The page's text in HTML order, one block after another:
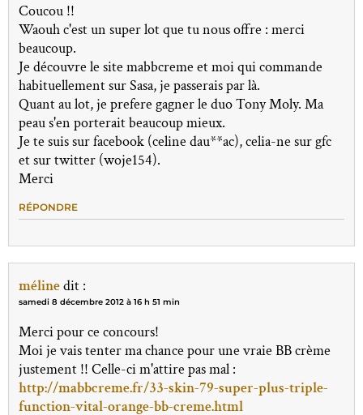
Coucou !!
Waouh c'est un super lot que tu nous offre : merci
beaucoup.
Je découvre le site mabbcreme et moi qui commande
habituellement sur Sasa, je passerais par là.
Quant au lot, je prefere gagner le duo Tony Moly. Ma
peau s'en porterait beaucoup mieux.
Je te suis sur facebook (celine dau**ac), celia-ne sur gfc
et sur twitter (woje154).
Merci
RÉPONDRE
mélinedit :
samedi 8 décembre 2012 à 16 h 51 min
Merci pour ce concours!
Moi je vais tenter ma chance pour une vraie BB crème
justement !! Celle-ci m'attire pas mal :
http://mabbcreme.fr/33-skin-79-super-plus-triple-
function-vital-orange-bb-creme.html